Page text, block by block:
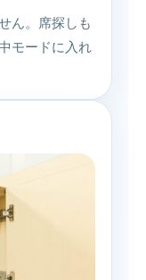
ん。席探しも
モードに入れ